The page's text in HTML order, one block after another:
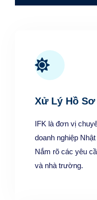
Xử Lý Hồ
IFK là đơn vị
doanh nghiệp
Nắm rõ các yêu
và nhà trường.